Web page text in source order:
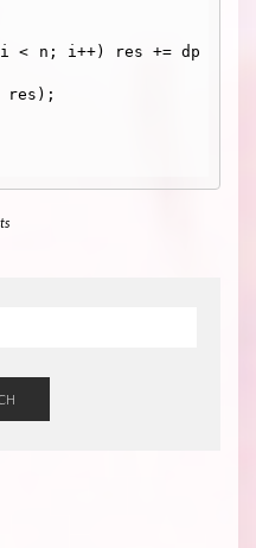
< n; i++) res += dp
res);